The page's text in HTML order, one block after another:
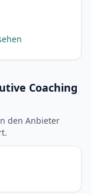
Coaching
den Anbieter